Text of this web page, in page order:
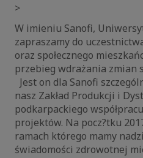
>
W imieniu Sanofi,
zapraszamy do
oraz społecznego
przebieg wdrażania zmian
Jest on dla Sanofi
nasz Zakład Produkcji i
podkarpackiego
projektów. Na pocz?tku
ramach którego mamy
świadomości zdrowotnej